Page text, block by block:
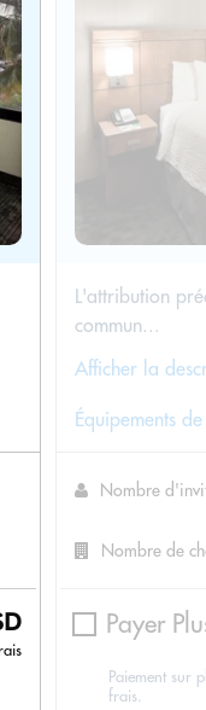
L'attribution
commun...
Afficher la
Équipements
Nombre
Nombre de
Payer
Paiement sur
frais.